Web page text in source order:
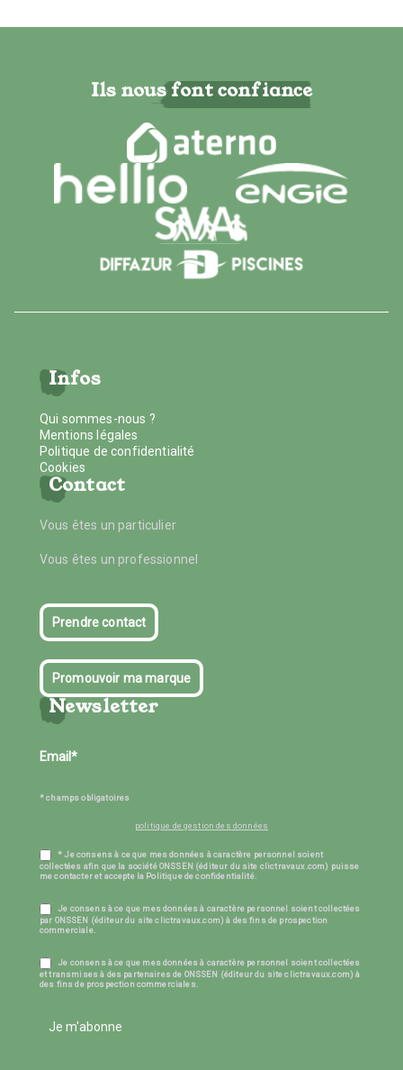
Ils nous font confiance
Infos
Qui sommes-nous ?
Mentions légales
Politique de confidentialité
Cookies
Contact
Vous êtes un particulier
Vous êtes un professionnel
Prendre contact
Promouvoir ma marque
Newsletter
* champs obligatoires
politique de gestion des données
* Je consens à ce que mes données à caractère personnel soient
collectées afin que la société ONSSEN (éditeur du site clictravaux.com) puisse
me contacter et accepte la Politique de confidentialité.
Je consens à ce que mes données à caractère personnel soient collectées
par ONSSEN (éditeur du site clictravaux.com) à des fins de prospection
commerciale.
Je consens à ce que mes données à caractère personnel soient collectées
et transmises à des partenaires de ONSSEN (éditeur du site clictravaux.com) à
des fins de prospection commerciales.
Je m'abonne